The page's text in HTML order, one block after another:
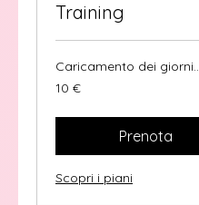
Training
Caricamento dei
10
euro
10 €
Prenota
Scopri i piani